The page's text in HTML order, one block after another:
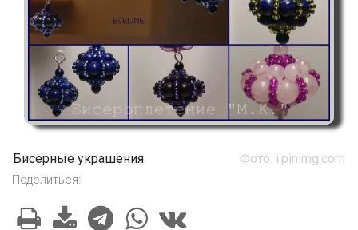
Бисерные украшения Фото: i.pinimg.com
Поделиться: